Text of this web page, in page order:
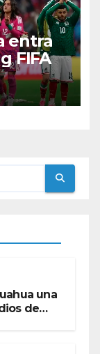
entra
FIFA
una
de